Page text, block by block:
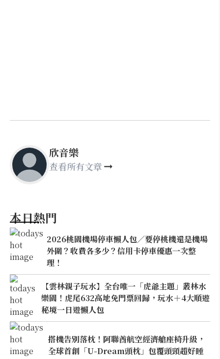
欣音樂
查看所有文章
本日熱門
2026桃園機場停車懶人包／要停桃機還是機場
外圍？收費各多少？信用卡停車優惠一次整
理！
【雲林親子玩水】全台唯一「虎爺主題」叢林水
樂園！虎尾632高地免門票回歸，玩水＋4大順遊
秘境一日遊懶人包
搭機告別落枕！阿聯酋航空經濟艙座椅升級，
全球首創「U-Dream頭枕」包覆頭頸超好睡